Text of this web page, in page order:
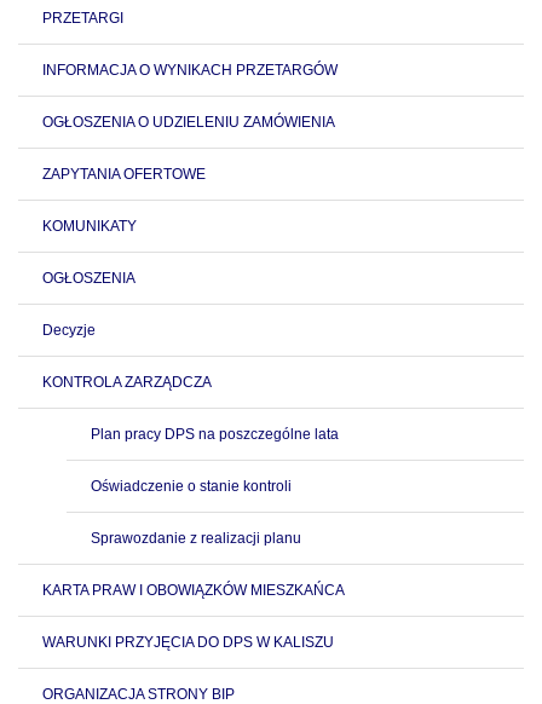
PRZETARGI
INFORMACJA O WYNIKACH PRZETARGÓW
OGŁOSZENIA O UDZIELENIU ZAMÓWIENIA
ZAPYTANIA OFERTOWE
KOMUNIKATY
OGŁOSZENIA
Decyzje
KONTROLA ZARZĄDCZA
Plan pracy DPS na poszczególne lata
Oświadczenie o stanie kontroli
Sprawozdanie z realizacji planu
KARTA PRAW I OBOWIĄZKÓW MIESZKAŃCA
WARUNKI PRZYJĘCIA DO DPS W KALISZU
ORGANIZACJA STRONY BIP